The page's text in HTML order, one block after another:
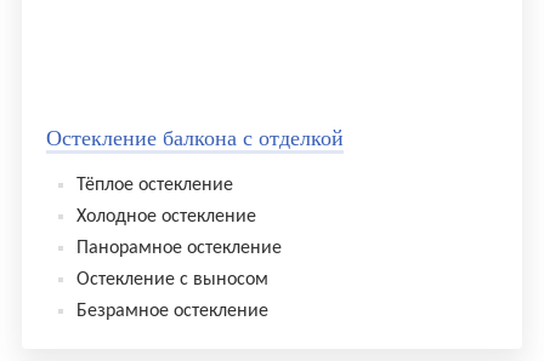
Остекление балкона с отделкой
Тёплое остекление
Холодное остекление
Панорамное остекление
Остекление с выносом
Безрамное остекление